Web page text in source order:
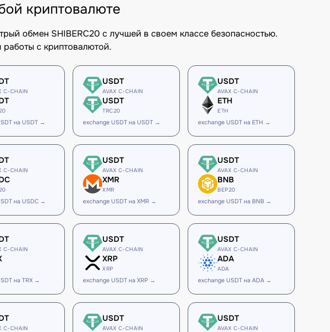
криптовалюте
обмен SHIBERC20 с лучшей в своем классе безопасностью.
с криптовалютой.
C-CHAIN
на USDT →
USDT
AVAX C-CHAIN
USDT
TRC20
exchange USDT на USDT →
USDT
AVAX C-CHAIN
ETH
ETH
exchange USDT на ETH →
C-CHAIN
на USDC →
USDT
AVAX C-CHAIN
XMR
XMR
exchange USDT на XMR →
USDT
AVAX C-CHAIN
BNB
BEP20
exchange USDT на BNB →
C-CHAIN
на TRX →
USDT
AVAX C-CHAIN
XRP
XRP
exchange USDT на XRP →
USDT
AVAX C-CHAIN
ADA
ADA
exchange USDT на ADA →
C-CHAIN
USDT
AVAX C-CHAIN
USDT
AVAX C-CHAIN